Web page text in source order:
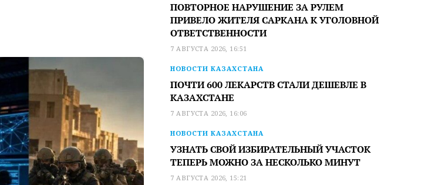
ПОВТОРНОЕ НАРУШЕНИЕ ЗА РУЛЕМ
ПРИВЕЛО ЖИТЕЛЯ САРКАНА К УГОЛОВНОЙ
ОТВЕТСТВЕННОСТИ
7 АВГУСТА 2026, 16:51
НОВОСТИ КАЗАХСТАНА
ПОЧТИ 600 ЛЕКАРСТВ СТАЛИ ДЕШЕВЛЕ В
КАЗАХСТАНЕ
7 АВГУСТА 2026, 16:06
НОВОСТИ КАЗАХСТАНА
УЗНАТЬ СВОЙ ИЗБИРАТЕЛЬНЫЙ УЧАСТОК
ТЕПЕРЬ МОЖНО ЗА НЕСКОЛЬКО МИНУТ
7 АВГУСТА 2026, 15:21